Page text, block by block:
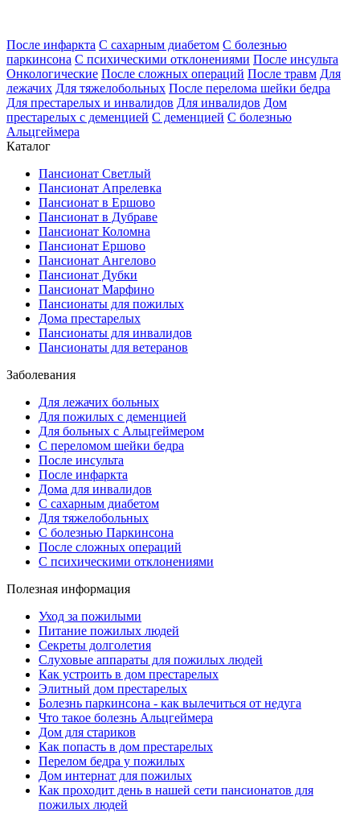
После инфаркта С сахарным диабетом С болезнью
паркинсона С психическими отклонениями После инсульта
Онкологические После сложных операций После травм Для
лежачих Для тяжелобольных После перелома шейки бедра
Для престарелых и инвалидов Для инвалидов Дом
престарелых с деменцией С деменцией С болезнью
Альцгеймера
Каталог
Пансионат Светлый
Пансионат Апрелевка
Пансионат в Ершово
Пансионат в Дубраве
Пансионат Коломна
Пансионат Ершово
Пансионат Ангелово
Пансионат Дубки
Пансионат Марфино
Пансионаты для пожилых
Дома престарелых
Пансионаты для инвалидов
Пансионаты для ветеранов
Заболевания
Для лежачих больных
Для пожилых с деменцией
Для больных с Альцгеймером
С переломом шейки бедра
После инсульта
После инфаркта
Дома для инвалидов
С сахарным диабетом
Для тяжелобольных
С болезнью Паркинсона
После сложных операций
С психическими отклонениями
Полезная информация
Уход за пожилыми
Питание пожилых людей
Секреты долголетия
Слуховые аппараты для пожилых людей
Как устроить в дом престарелых
Элитный дом престарелых
Болезнь паркинсона - как вылечиться от недуга
Что такое болезнь Альцгеймера
Дом для стариков
Как попасть в дом престарелых
Перелом бедра у пожилых
Дом интернат для пожилых
Как проходит день в нашей сети пансионатов для
пожилых людей